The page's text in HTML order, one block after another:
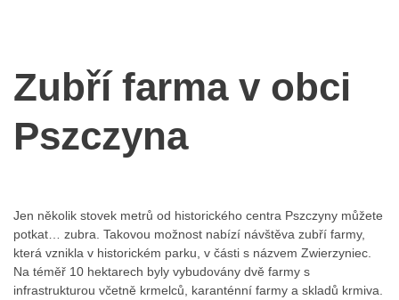
Zubří farma v obci
Pszczyna
Jen několik stovek metrů od historického centra Pszczyny můžete
potkat… zubra. Takovou možnost nabízí návštěva zubří farmy,
která vznikla v historickém parku, v části s názvem Zwierzyniec.
Na téměř 10 hektarech byly vybudovány dvě farmy s
infrastrukturou včetně krmelců, karanténní farmy a skladů krmiva.